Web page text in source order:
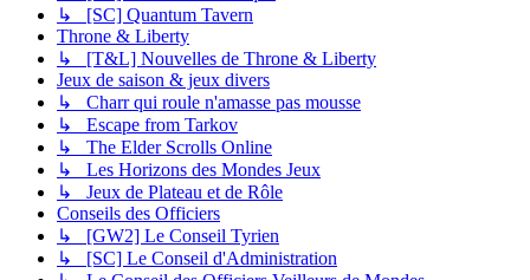
↳ [SC] Quantum Tavern
Throne & Liberty
↳ [T&L] Nouvelles de Throne & Liberty
Jeux de saison & jeux divers
↳ Charr qui roule n'amasse pas mousse
↳ Escape from Tarkov
↳ The Elder Scrolls Online
↳ Les Horizons des Mondes Jeux
↳ Jeux de Plateau et de Rôle
Conseils des Officiers
↳ [GW2] Le Conseil Tyrien
↳ [SC] Le Conseil d'Administration